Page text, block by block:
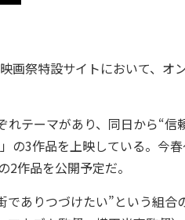
画祭特設サイトにおいて、オ
テーマがあり、同日から“信
の3作品を上映している。今
作品を公開予定だ。
ありつづけたい”という組合